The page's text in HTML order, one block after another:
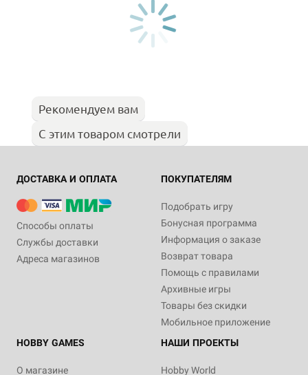
Рекомендуем вам
С этим товаром смотрели
ДОСТАВКА И ОПЛАТА
Способы оплаты
Службы доставки
Адреса магазинов
ПОКУПАТЕЛЯМ
Подобрать игру
Бонусная программа
Информация о заказе
Возврат товара
Помощь с правилами
Архивные игры
Товары без скидки
Мобильное приложение
HOBBY GAMES
О магазине
НАШИ ПРОЕКТЫ
Hobby World